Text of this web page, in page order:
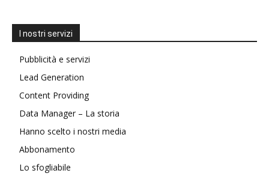
I nostri servizi
Pubblicità e servizi
Lead Generation
Content Providing
Data Manager – La storia
Hanno scelto i nostri media
Abbonamento
Lo sfogliabile